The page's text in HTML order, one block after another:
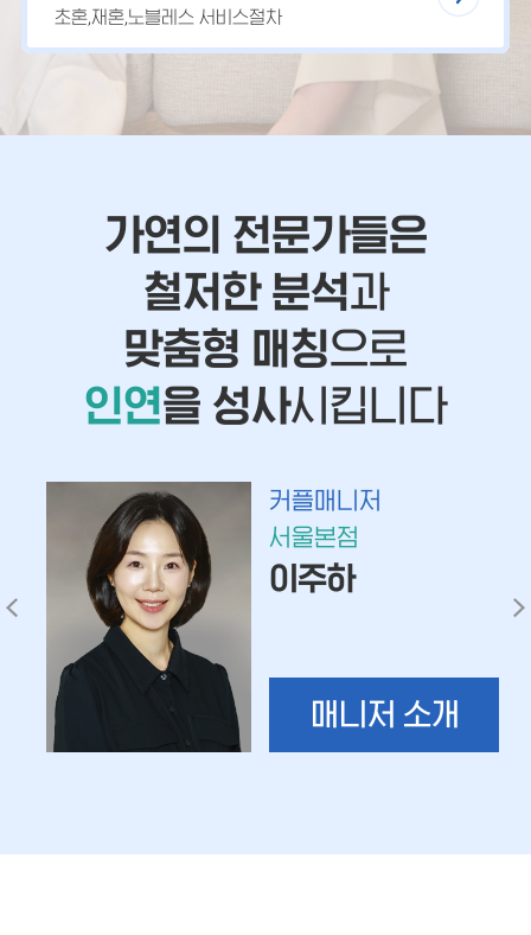
초혼,재혼,노블레스 서비스절차
가연의 전문가들은
철저한 분석과
맞춤형 매칭으로
인연을 성사시킵니다
커플매니저
서울본점
이주하
매니저 소개